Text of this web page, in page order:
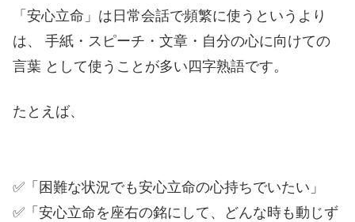
「安心立命」は日常会話で頻繁に使うというより
は、 手紙・スピーチ・文章・自分の心に向けての
言葉 として使うことが多い四字熟語です。
たとえば、
✅「困難な状況でも安心立命の心持ちでいたい」
✅「安心立命を座右の銘にして、どんな時も動じず